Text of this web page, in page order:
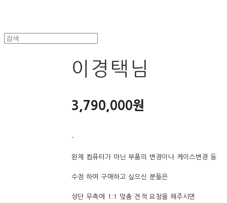
이경택님
3,790,000원
-
완제 컴퓨터가 아닌 부품의 변경이나 케이스변경 등
수정 하여 구매하고 싶으신 분들은
상단 우측에 1:1 맞춤 견적 요청을 해주시면